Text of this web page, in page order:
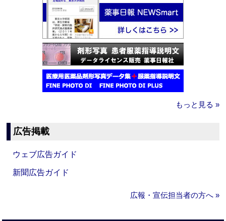
もっと見る »
広告掲載
ウェブ広告ガイド
新聞広告ガイド
広報・宣伝担当者の方へ »